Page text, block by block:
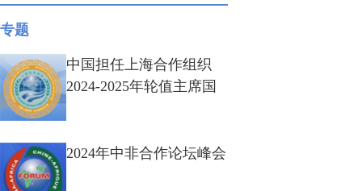
专题
中国担任上海合作组织
2024-2025年轮值主席国
2024年中非合作论坛峰会